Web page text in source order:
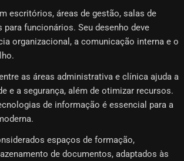
escritórios, áreas de gestão, salas de
para funcionários. Seu desenho deve
organizacional, a comunicação interna e o
as áreas administrativa e clínica ajuda a
e a segurança, além de otimizar recursos.
de informação é essencial para a
espaços de formação,
de documentos, adaptados às